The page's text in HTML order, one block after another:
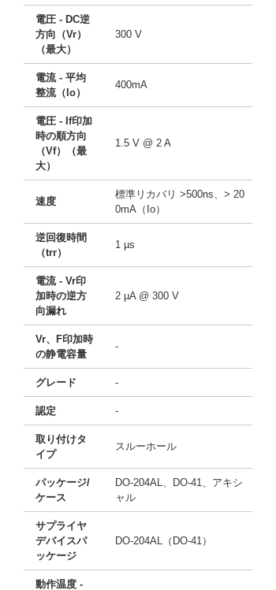
電圧 - DC逆
方向（Vr）
（最大）
300 V
電流 - 平均
整流（Io）
400mA
電圧 - If印加
時の順方向
（Vf）（最
大）
1.5 V @ 2 A
速度
標準リカバリ >500ns、> 20
0mA（Io）
逆回復時間
（trr）
1 µs
電流 - Vr印
加時の逆方
向漏れ
2 µA @ 300 V
Vr、F印加時
の静電容量
-
グレード -
認定 -
取り付けタ
イプ
スルーホール
パッケージ/
ケース
DO-204AL、DO-41、アキシ
ャル
サプライヤ
デバイスパ
ッケージ
DO-204AL（DO-41）
動作温度 -